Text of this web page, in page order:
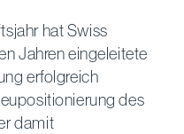
hat Swiss
Jahren ein­geleitete
erfolgreich
des
damit